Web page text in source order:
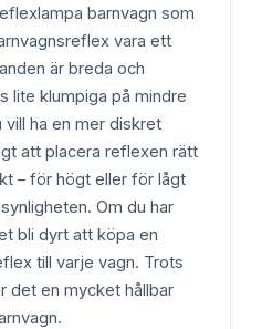
barnvagn som
vara ett
är breda och
lite klumpiga på mindre
vill ha en mer diskret
att placera reflexen rätt
– för högt eller för lågt
Om du har
bli dyrt att köpa en
till varje vagn. Trots
det en mycket hållbar